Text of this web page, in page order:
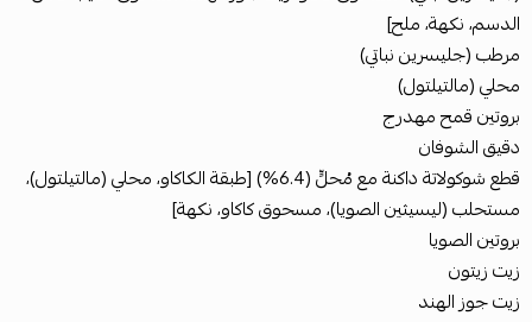
الدسم، نكهة، ملح]
مرطب (جليسرين نباتي)
محلي (مالتيلتول)
بروتين قمح مهدرج
دقيق الشوفان
قطع شوكولاتة داكنة مع مُحلٍّ (6.4%) [طبقة الكاكاو، محلي (مالتيلتول)،
مستحلب (ليسيثين الصويا)، مسحوق كاكاو، نكهة]
بروتين الصويا
زيت زيتون
زيت جوز الهند